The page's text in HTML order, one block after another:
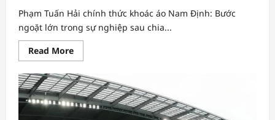
Phạm Tuấn Hải chính thức khoác áo Nam Định: Bước
ngoặt lớn trong sự nghiệp sau chia...
Read MoreRead
more
Phạm
Tuấn
Hải
chính
thức